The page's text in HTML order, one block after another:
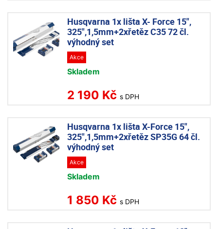
Husqvarna 1x lišta X- Force 15",
325",1,5mm+2xřetěz C35 72 čl.
výhodný set
Akce
Skladem
2 190 Kč s DPH
Husqvarna 1x lišta X-Force 15",
325",1,5mm+2xřetěz SP35G 64 čl.
výhodný set
Akce
Skladem
1 850 Kč s DPH